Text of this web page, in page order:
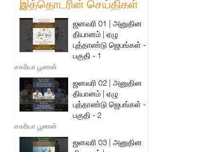
இத்தொடரின் செய்திகள்
ஜனவரி 01 | அனுதின
தியானம் | ஏழு
புத்தாண்டு ஜெபங்கள் -
பகுதி - 1
சகரியா பூணன்
ஜனவரி 02 | அனுதின
தியானம் | ஏழு
புத்தாண்டு ஜெபங்கள் -
பகுதி - 2
சகரியா பூணன்
ஜனவரி 03 | அனுதின